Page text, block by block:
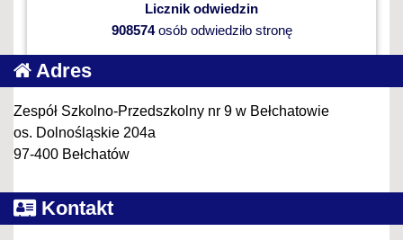
Licznik odwiedzin
908574osób odwiedziło stronę
Adres
Zespół Szkolno-Przedszkolny nr 9 w Bełchatowie
os. Dolnośląskie 204a
97-400 Bełchatów
Kontakt